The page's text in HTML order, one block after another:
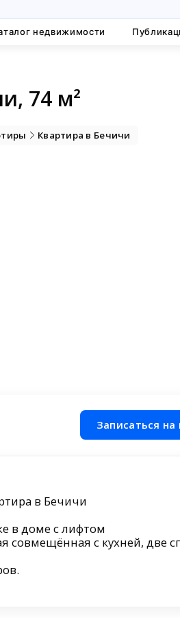
недвижимости
74 м²
Квартира в Бечичи
Записаться
в Бечичи
в доме с лифтом
совмещённая с кухней, две